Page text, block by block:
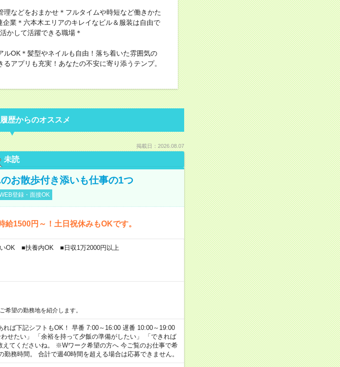
などをおまかせ＊フルタイムや時短など働きかた
業＊六本木エリアのキレイなビル＆服装は自由で
かして活躍できる職場＊
OK＊髪型やネイルも自由！落ち着いた雰囲気の
アプリも充実！あなたの不安に寄り添うテンプ。
歴からのオススメ
掲載日：2026.08.07
未読
お散歩付き添いも仕事の1つ
登録・面接OK
1500円～！土日祝休みもOKです。
OK ■扶養内OK ■日収1万2000円以上
望の勤務地を紹介します。
ば下記シフトもOK！ 早番 7:00～16:00 遅番 10:00～19:00
せたい」 「余裕を持って夕飯の準備がしたい」 「できれば
えてくださいね。 ※Wワーク希望の方へ 今ご覧のお仕事で希
務時間。 合計で週40時間を超える場合は応募できません。